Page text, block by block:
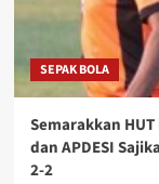
SEPAK BOLA
Semarakkan
dan APDESI
2-2